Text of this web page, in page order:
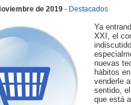
de 2019 - Destacados
Ya
XXI, el
nuevas
hábitos
venderle
sentido,
que está